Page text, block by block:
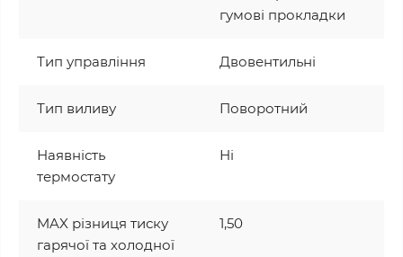
гумові прокладки
Тип управління Двовентильні
Тип виливу Поворотний
Наявність
термостату
Ні
MAX різниця тиску
гарячої та холодної
1,50